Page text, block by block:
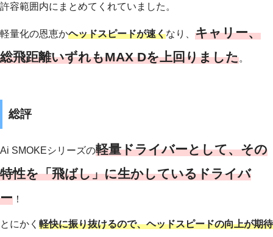
許容範囲内にまとめてくれていました。
軽量化の恩恵かヘッドスピードが速くなり、 キャリー、
総飛距離いずれもMAX Dを上回りました。
総評
Ai SMOKEシリーズの軽量ドライバーとして、その
特性を「飛ばし」に生かしているドライバ
ー ！
とにかく 軽快に振り抜けるので、ヘッドスピードの向上が期待